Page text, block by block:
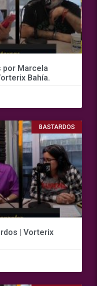
por Marcela
Bahía.
BASTARDOS
| Vorterix